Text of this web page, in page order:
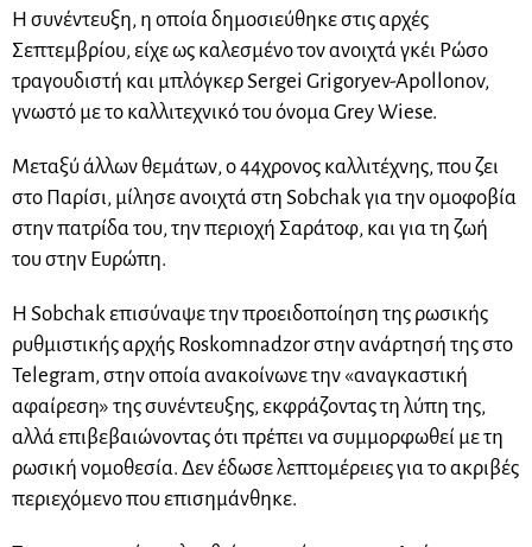
Η συνέντευξη, η οποία δημοσιεύθηκε στις αρχές
Σεπτεμβρίου, είχε ως καλεσμένο τον ανοιχτά γκέι Ρώσο
τραγουδιστή και μπλόγκερ Sergei Grigoryev-Apollonov,
γνωστό με το καλλιτεχνικό του όνομα Grey Wiese.
Μεταξύ άλλων θεμάτων, ο 44χρονος καλλιτέχνης, που ζει
στο Παρίσι, μίλησε ανοιχτά στη Sobchak για την ομοφοβία
στην πατρίδα του, την περιοχή Σαράτοφ, και για τη ζωή
του στην Ευρώπη.
Η Sobchak επισύναψε την προειδοποίηση της ρωσικής
ρυθμιστικής αρχής Roskomnadzor στην ανάρτησή της στο
Telegram, στην οποία ανακοίνωνε την «αναγκαστική
αφαίρεση» της συνέντευξης, εκφράζοντας τη λύπη της,
αλλά επιβεβαιώνοντας ότι πρέπει να συμμορφωθεί με τη
ρωσική νομοθεσία. Δεν έδωσε λεπτομέρειες για το ακριβές
περιεχόμενο που επισημάνθηκε.